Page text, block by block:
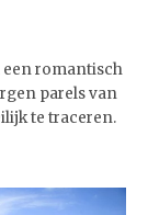
een romantisch
parels van
te traceren.